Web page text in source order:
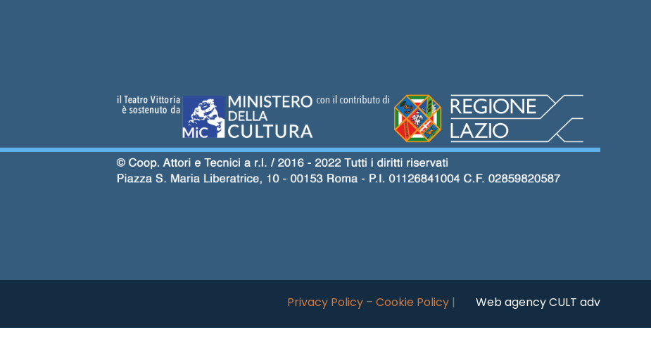
Privacy Policy – Cookie Policy | Web agency CULT adv